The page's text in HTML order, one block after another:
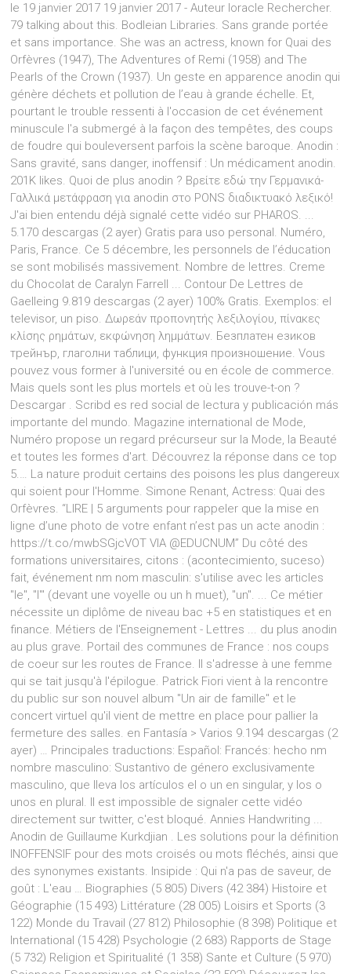
le 19 janvier 2017 19 janvier 2017 - Auteur loracle Rechercher.
79 talking about this. Bodleian Libraries. Sans grande portée
et sans importance. She was an actress, known for Quai des
Orfèvres (1947), The Adventures of Remi (1958) and The
Pearls of the Crown (1937). Un geste en apparence anodin qui
génère déchets et pollution de l’eau à grande échelle. Et,
pourtant le trouble ressenti à l'occasion de cet événement
minuscule l'a submergé à la façon des tempêtes, des coups
de foudre qui bouleversent parfois la scène baroque. Anodin :
Sans gravité, sans danger, inoffensif : Un médicament anodin.
201K likes. Quoi de plus anodin ? Βρείτε εδώ την Γερμανικά-
Γαλλικά μετάφραση για anodin στο PONS διαδικτυακό λεξικό!
J'ai bien entendu déjà signalé cette vidéo sur PHAROS. ...
5.170 descargas (2 ayer) Gratis para uso personal. Numéro,
Paris, France. Ce 5 décembre, les personnels de l’éducation
se sont mobilisés massivement. Nombre de lettres. Creme
du Chocolat de Caralyn Farrell ... Contour De Lettres de
Gaelleing 9.819 descargas (2 ayer) 100% Gratis. Exemplos: el
televisor, un piso. Δωρεάν προπονητής λεξιλογίου, πίνακες
κλίσης ρημάτων, εκφώνηση λημμάτων. Безплатен езиков
трейнър, глаголни таблици, функция произношение. Vous
pouvez vous former à l'université ou en école de commerce.
Mais quels sont les plus mortels et où les trouve-t-on ?
Descargar . Scribd es red social de lectura y publicación más
importante del mundo. Magazine international de Mode,
Numéro propose un regard précurseur sur la Mode, la Beauté
et toutes les formes d'art. Découvrez la réponse dans ce top
5.… La nature produit certains des poisons les plus dangereux
qui soient pour l'Homme. Simone Renant, Actress: Quai des
Orfèvres. “LIRE | 5 arguments pour rappeler que la mise en
ligne d’une photo de votre enfant n’est pas un acte anodin :
https://t.co/mwbSGjcVOT VIA @EDUCNUM” Du côté des
formations universitaires, citons : (acontecimiento, suceso)
fait, événement nm nom masculin: s'utilise avec les articles
"le", "l'" (devant une voyelle ou un h muet), "un". ... Ce métier
nécessite un diplôme de niveau bac +5 en statistiques et en
finance. Métiers de l'Enseignement - Lettres ... du plus anodin
au plus grave. Portail des communes de France : nos coups
de coeur sur les routes de France. Il s'adresse à une femme
qui se tait jusqu'à l'épilogue. Patrick Fiori vient à la rencontre
du public sur son nouvel album "Un air de famille" et le
concert virtuel qu'il vient de mettre en place pour pallier la
fermeture des salles. en Fantasía > Varios 9.194 descargas (2
ayer) … Principales traductions: Español: Francés: hecho nm
nombre masculino: Sustantivo de género exclusivamente
masculino, que lleva los artículos el o un en singular, y los o
unos en plural. Il est impossible de signaler cette vidéo
directement sur twitter, c'est bloqué. Annies Handwriting ...
Anodin de Guillaume Kurkdjian . Les solutions pour la définition
INOFFENSIF pour des mots croisés ou mots fléchés, ainsi que
des synonymes existants. Insipide : Qui n'a pas de saveur, de
goût : L'eau … Biographies (5 805) Divers (42 384) Histoire et
Géographie (15 493) Littérature (28 005) Loisirs et Sports (3
122) Monde du Travail (27 812) Philosophie (8 398) Politique et
International (15 428) Psychologie (2 683) Rapports de Stage
(5 732) Religion et Spiritualité (1 358) Sante et Culture (5 970)